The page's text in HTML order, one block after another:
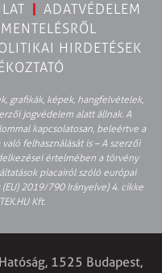
ADATVÉDELEM
HIRDETÉSEK
grafikák, képek, hangfelvételek,
jogvédelem alatt állnak. A
kapcsolatosan, beleértve a
felhasználását is – A szerzői
értelmében a törvény
piacairól szóló európai
(EU) 2019/790 Irányelve) 4. cikke
Kft.
1525 Budapest,